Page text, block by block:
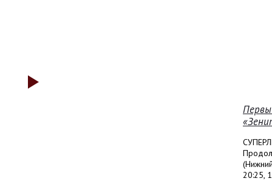
20:25,